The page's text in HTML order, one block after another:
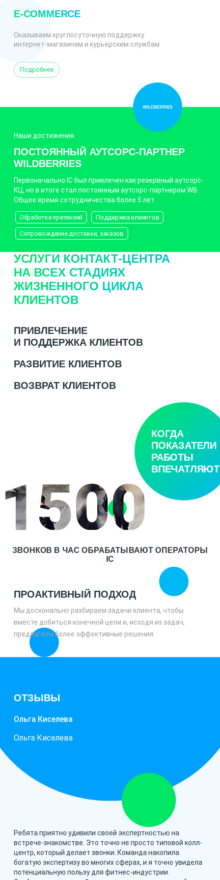
E-COMMERCE
Оказываем круглосуточную поддержку
интернет-магазинам и курьерским службам
Подробнее
Наши достижения
ПОСТОЯННЫЙ АУТСОРС-ПАРТНЕР
WILDBERRIES
Первоначально IC был привлечен как резервный аутсорс-
КЦ, но в итоге стал постоянным аутсорс-партнером WB.
Общее время сотрудничества более 5 лет.
Обработка претензий Поддержка клиентов
Сопровождение доставки, заказов
УСЛУГИ КОНТАКТ-ЦЕНТРА
НА ВСЕХ СТАДИЯХ
ЖИЗНЕННОГО ЦИКЛА
КЛИЕНТОВ
ПРИВЛЕЧЕНИЕ
И ПОДДЕРЖКА КЛИЕНТОВ
РАЗВИТИЕ КЛИЕНТОВ
ВОЗВРАТ КЛИЕНТОВ
1500
ЗВОНКОВ В ЧАС ОБРАБАТЫВАЮТ ОПЕРАТОРЫ
IC
ПРОАКТИВНЫЙ ПОДХОД
Мы досконально разбираем задачи клиента, чтобы
вместе добиться конечной цели и, исходя из задач,
предлагаем более эффективные решения.
КОГДА
ПОКАЗАТЕЛИ
РАБОТЫ
ВПЕЧАТЛЯЮТ
Ребята приятно удивили своей экспертностью на
встрече-знакомстве. Это точно не просто типовой колл-
центр, который делает звонки. Команда накопила
богатую экспертизу во многих сферах, и я точно увидела
потенциальную пользу для фитнес-индустрии.
ОТЗЫВЫ
Ольга Киселева
Ольга Киселева